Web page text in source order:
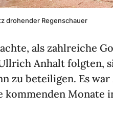
drohender Regen­schauer
als zahl­reiche
Anhalt folgten,
zu betei­ligen. Es
kommenden Monate